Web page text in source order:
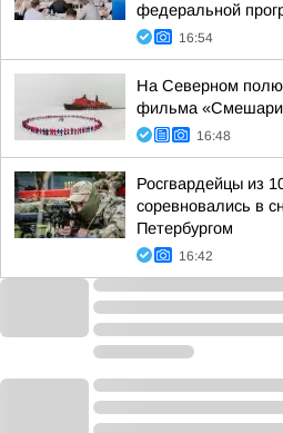
федеральной
16:54
На Северном
фильма
16:48
Росгвардейцы из
соревновались в
Петербургом
16:42